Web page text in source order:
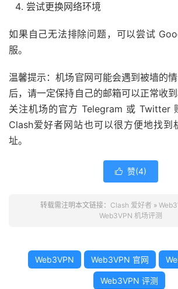
尝试更换网络环境
如果自己无法排除问题，可以尝试
服。
温馨提示：机场官网可能会遇到被墙的
后，请一定保持自己的邮箱可以正常收
关注机场的官方 Telegram 或 Twitter
Clash爱好者网站也可以很方便地找到
址。
 赞(4)
转载需注明本文链接： Clash 爱好者 »
Web3VPN 机场评测
Web3VPN Web3VPN 官网
Web3VPN 评测